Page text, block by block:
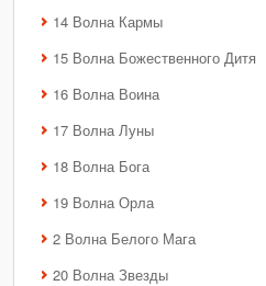
14 Волна Кармы
15 Волна Божественного Дитя
16 Волна Воина
17 Волна Луны
18 Волна Бога
19 Волна Орла
2 Волна Белого Мага
20 Волна Звезды